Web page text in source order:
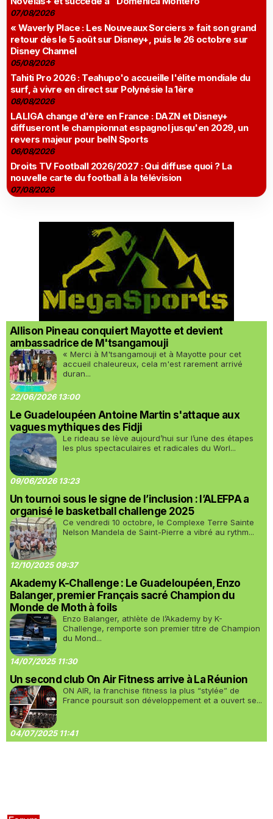
07/08/2026
« Waverly Place : Les Nouveaux Sorciers » fait son grand
retour dès le 5 août sur Disney+, puis le 26 octobre sur
Disney Channel
05/08/2026
Tahiti Pro 2026 : Teahupo'o accueille l'élite mondiale du
surf, à vivre en direct sur Polynésie la 1ère
08/08/2026
LALIGA change d'ère en France : DAZN et Disney+
diffuseront le championnat espagnol jusqu'en 2029, un
revers majeur pour beIN Sports
06/08/2026
Droits TV Football 2026/2027 : Qui diffuse quoi ? La
nouvelle carte du football à la télévision
07/08/2026
Allison Pineau conquiert Mayotte et devient
ambassadrice de M'tsangamouji
« Merci à M'tsangamouji et à Mayotte pour cet
accueil chaleureux, cela m'est rarement arrivé
duran...
22/06/2026 13:00
Le Guadeloupéen Antoine Martin s'attaque aux
vagues mythiques des Fidji
Le rideau se lève aujourd’hui sur l’une des étapes
les plus spectaculaires et radicales du Worl...
09/06/2026 13:23
Un tournoi sous le signe de l’inclusion : l’ALEFPA a
organisé le basketball challenge 2025
Ce vendredi 10 octobre, le Complexe Terre Sainte
Nelson Mandela de Saint-Pierre a vibré au rythm...
12/10/2025 09:37
Akademy K-Challenge : Le Guadeloupéen, Enzo
Balanger, premier Français sacré Champion du
Monde de Moth à foils
Enzo Balanger, athlète de l’Akademy by K-
Challenge, remporte son premier titre de Champion
du Mond...
14/07/2025 11:30
Un second club On Air Fitness arrive à La Réunion
ON AIR, la franchise fitness la plus “stylée” de
France poursuit son développement et a ouvert se...
04/07/2025 11:41